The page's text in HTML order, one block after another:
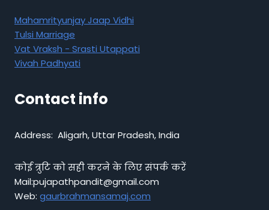
Mahamrityunjay Jaap Vidhi
Tulsi Marriage
Vat Vraksh - Srasti Utappati
Vivah Padhyati
Contact info
Address: Aligarh, Uttar Pradesh, India
कोई त्रुटि को सही करने के लिए संपर्क करें
Mail:pujapathpandit@gmail.com
Web: gaurbrahmansamaj.com